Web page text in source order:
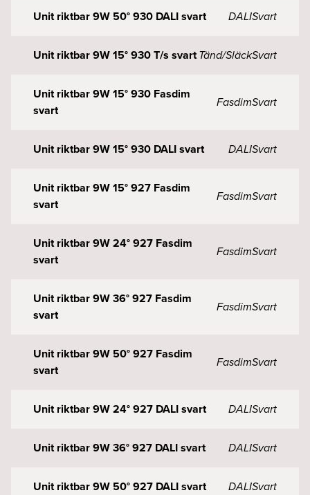
Unit riktbar 9W 50° 930 DALI svart DALISvart
Unit riktbar 9W 15° 930 T/s svartTänd/SläckSvart
Unit riktbar 9W 15° 930 Fasdim
svart
FasdimSvart
Unit riktbar 9W 15° 930 DALI svart DALISvart
Unit riktbar 9W 15° 927 Fasdim
svart
FasdimSvart
Unit riktbar 9W 24° 927 Fasdim
svart
FasdimSvart
Unit riktbar 9W 36° 927 Fasdim
svart
FasdimSvart
Unit riktbar 9W 50° 927 Fasdim
svart
FasdimSvart
Unit riktbar 9W 24° 927 DALI svart DALISvart
Unit riktbar 9W 36° 927 DALI svart DALISvart
Unit riktbar 9W 50° 927 DALI svart DALISvart